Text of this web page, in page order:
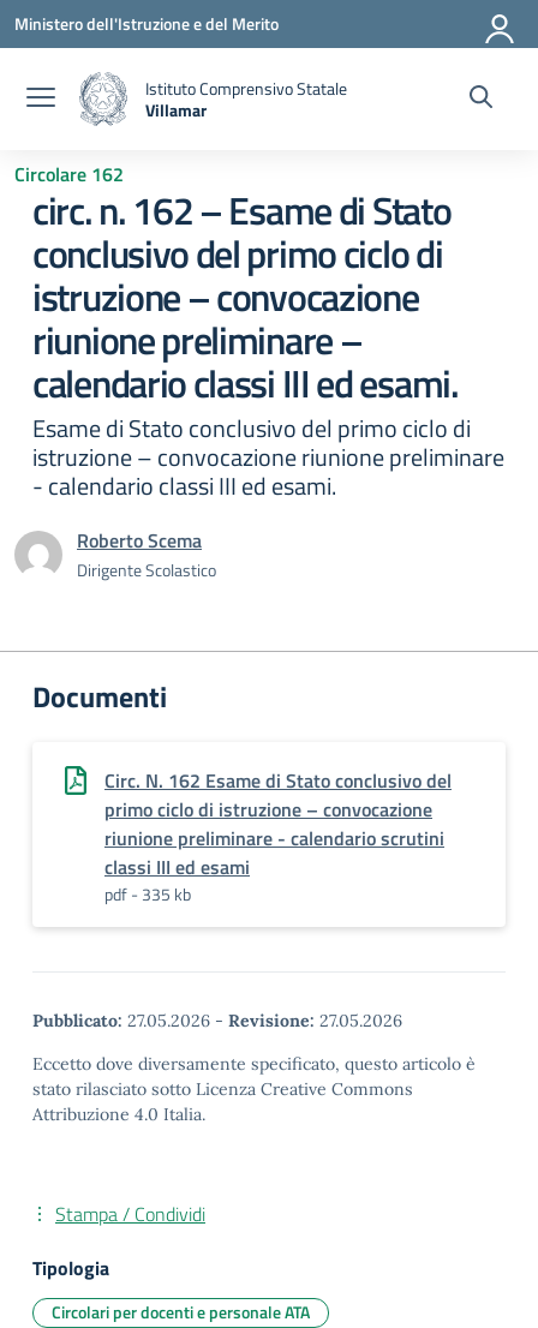
Vai ai contenuti
Vai al menu di navigazione
Vai al footer
Ministero dell'Istruzione e del Merito
Istituto Comprensivo Statale
Villamar
Circolare 162
circ. n. 162 – Esame di Stato
conclusivo del primo ciclo di
istruzione – convocazione
riunione preliminare –
calendario classi III ed esami.
Esame di Stato conclusivo del primo ciclo di
istruzione – convocazione riunione preliminare
- calendario classi III ed esami.
Roberto Scema
Dirigente Scolastico
Documenti
Circ. N. 162 Esame di Stato conclusivo del
primo ciclo di istruzione – convocazione
riunione preliminare - calendario scrutini
classi III ed esami
pdf - 335 kb
Pubblicato: 27.05.2026 - Revisione: 27.05.2026
Eccetto dove diversamente specificato, questo articolo è
stato rilasciato sotto Licenza Creative Commons
Attribuzione 4.0 Italia.
Stampa / Condividi
Tipologia
Circolari per docenti e personale ATA